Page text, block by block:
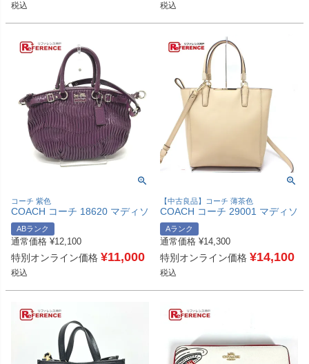
税込 税込
コーチ 紫色
COACH コーチ 18620 マディソ
ン ギャザード カバン 2WAY ハ
ンドバッグ 肩掛け ワンショル
ダー ショルダーバッグ レザー
レディース パープル 【中古】
ABランク
通常価格 ¥12,100
特別オンライン価格 ¥11,000
税込
【中古良品】コーチ 薄茶色
COACH コーチ 29001 マディソ
ン ミニ ノース/サウス ボンド
カバン 2WAYバッグ ハンドバッ
グ サフィアーノレザー レディ
ース ベージュ 【中古】
Aランク
通常価格 ¥14,300
特別オンライン価格 ¥14,100
税込